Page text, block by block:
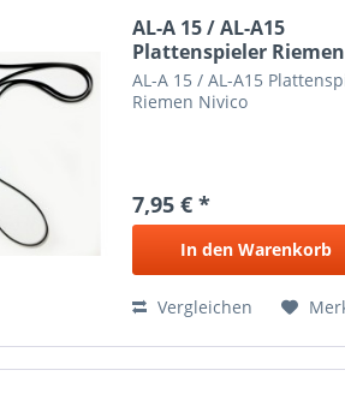
AL-A 15 / AL-A15
Plattenspieler Riemen
Nivico
AL-A 15 / AL-A15
Riemen Nivico
7,95 € *
In den Warenkorb
Vergleichen